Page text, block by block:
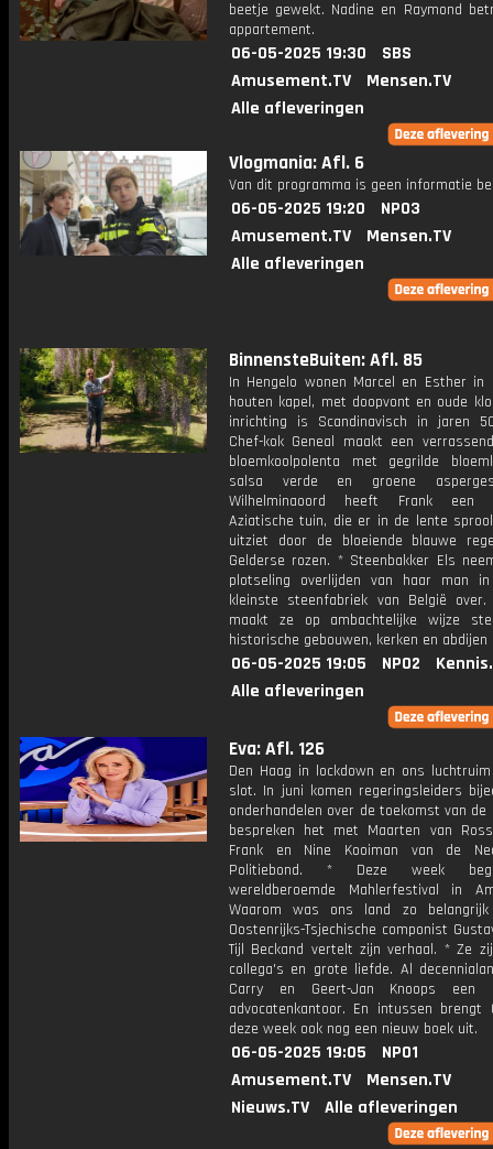
beetje gewekt. Nadine en Raymond
appartement.
06-05-2025 19:30
SBS
Amusement.TV
Mensen.TV
Alle afleveringen
Vlogmania: Afl. 6
Van dit programma is geen informatie
06-05-2025 19:20
NPO3
Amusement.TV
Mensen.TV
Alle afleveringen
BinnensteBuiten: Afl. 85
In Hengelo wonen Marcel en Esther in
houten kapel, met doopvont en oude
inrichting is Scandinavisch in jaren
Chef-kok Geneal maakt een
bloemkoolpolenta met gegrilde
salsa verde en groene
Wilhelminaoord heeft Frank een
Aziatische tuin, die er in de lente
uitziet door de bloeiende blauwe
Gelderse rozen. * Steenbakker Els
plotseling overlijden van haar man
kleinste steenfabriek van België over.
maakt ze op ambachtelijke wijze
historische gebouwen, kerken en abdijen
06-05-2025 19:05 NPO2
Alle afleveringen
Eva: Afl. 126
Den Haag in lockdown en ons
slot. In juni komen regeringsleiders
onderhandelen over de toekomst van de
bespreken het met Maarten van
Frank en Nine Kooiman van de
Politiebond. * Deze week
wereldberoemde Mahlerfestival in
Waarom was ons land zo
Oostenrijks-Tsjechische componist
Tijl Beckand vertelt zijn verhaal. * Ze
collega's en grote liefde. Al
Carry en Geert-Jan Knoops een
advocatenkantoor. En intussen brengt
deze week ook nog een nieuw boek uit.
06-05-2025 19:05
NPO1
Amusement.TV
Mensen.TV
Nieuws.TV
Alle afleveringen